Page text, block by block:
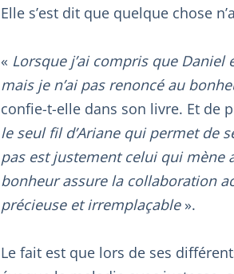
Elle s’est dit que quelque chose
« Lorsque j’ai compris que
mais je n’ai pas renoncé au
confie-t-elle dans son livre. Et de
le seul fil d’Ariane qui permet de
pas est justement celui qui mène
bonheur assure la collaboration
précieuse et irremplaçable».
Le fait est que lors de ses